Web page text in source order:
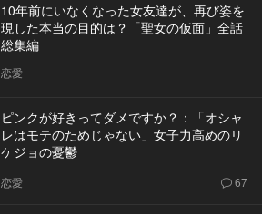
10年前にいなくなった女友達が、再び姿を
現した本当の目的は？「聖女の仮面」全話
総集編
恋愛
ピンクが好きってダメですか？：「オシャ
レはモテのためじゃない」女子力高めのリ
ケジョの憂鬱
恋愛 67